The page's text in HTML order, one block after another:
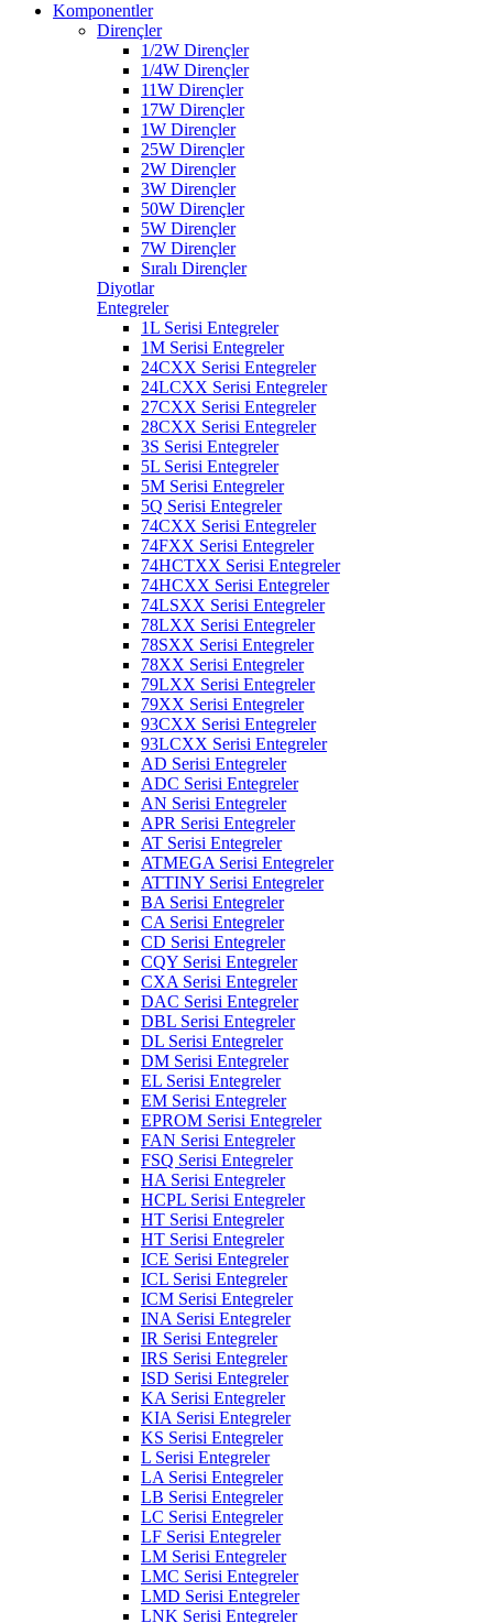
Komponentler
Dirençler
1/2W Dirençler
1/4W Dirençler
11W Dirençler
17W Dirençler
1W Dirençler
25W Dirençler
2W Dirençler
3W Dirençler
50W Dirençler
5W Dirençler
7W Dirençler
Sıralı Dirençler
Diyotlar
Entegreler
1L Serisi Entegreler
1M Serisi Entegreler
24CXX Serisi Entegreler
24LCXX Serisi Entegreler
27CXX Serisi Entegreler
28CXX Serisi Entegreler
3S Serisi Entegreler
5L Serisi Entegreler
5M Serisi Entegreler
5Q Serisi Entegreler
74CXX Serisi Entegreler
74FXX Serisi Entegreler
74HCTXX Serisi Entegreler
74HCXX Serisi Entegreler
74LSXX Serisi Entegreler
78LXX Serisi Entegreler
78SXX Serisi Entegreler
78XX Serisi Entegreler
79LXX Serisi Entegreler
79XX Serisi Entegreler
93CXX Serisi Entegreler
93LCXX Serisi Entegreler
AD Serisi Entegreler
ADC Serisi Entegreler
AN Serisi Entegreler
APR Serisi Entegreler
AT Serisi Entegreler
ATMEGA Serisi Entegreler
ATTINY Serisi Entegreler
BA Serisi Entegreler
CA Serisi Entegreler
CD Serisi Entegreler
CQY Serisi Entegreler
CXA Serisi Entegreler
DAC Serisi Entegreler
DBL Serisi Entegreler
DL Serisi Entegreler
DM Serisi Entegreler
EL Serisi Entegreler
EM Serisi Entegreler
EPROM Serisi Entegreler
FAN Serisi Entegreler
FSQ Serisi Entegreler
HA Serisi Entegreler
HCPL Serisi Entegreler
HT Serisi Entegreler
HT Serisi Entegreler
ICE Serisi Entegreler
ICL Serisi Entegreler
ICM Serisi Entegreler
INA Serisi Entegreler
IR Serisi Entegreler
IRS Serisi Entegreler
ISD Serisi Entegreler
KA Serisi Entegreler
KIA Serisi Entegreler
KS Serisi Entegreler
L Serisi Entegreler
LA Serisi Entegreler
LB Serisi Entegreler
LC Serisi Entegreler
LF Serisi Entegreler
LM Serisi Entegreler
LMC Serisi Entegreler
LMD Serisi Entegreler
LNK Serisi Entegreler